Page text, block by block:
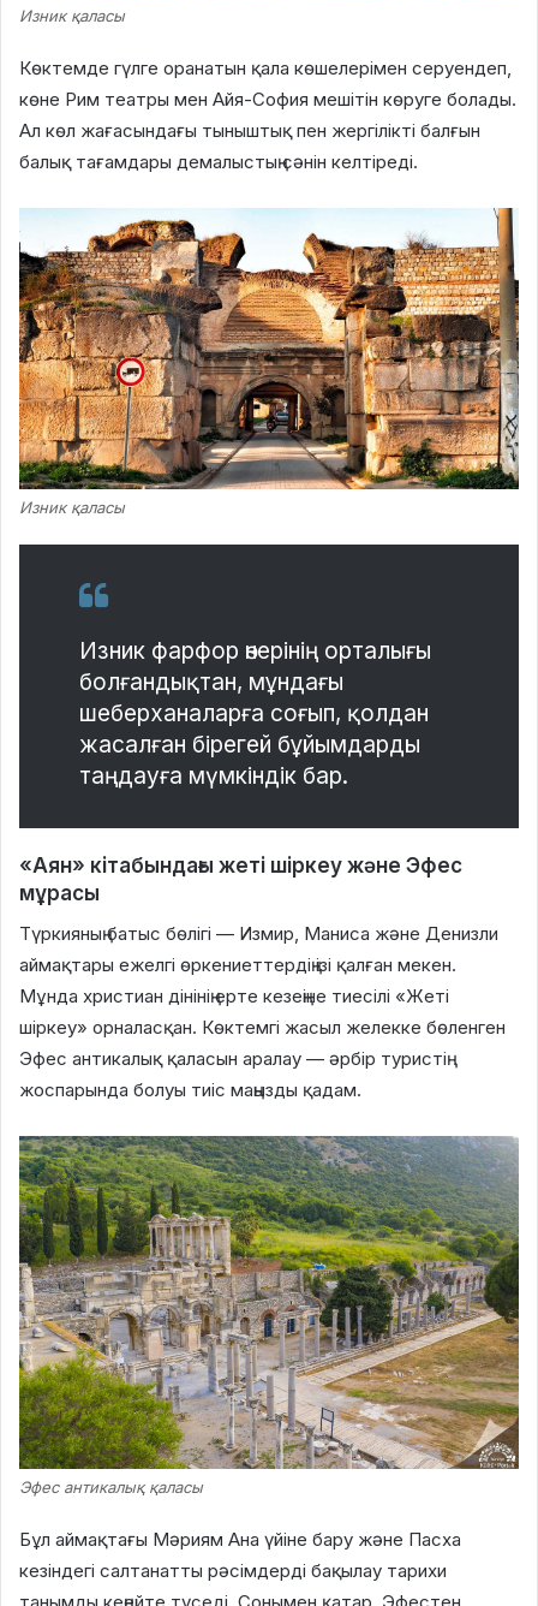
Изник қаласы
Көктемде гүлге оранатын қала көшелерімен серуендеп,
көне Рим театры мен Айя-София мешітін көруге болады.
Ал көл жағасындағы тыныштық пен жергілікті балғын
балық тағамдары демалыстың сәнін келтіреді.
Изник қаласы
Изник фарфор өнерінің орталығы
болғандықтан, мұндағы
шеберханаларға соғып, қолдан
жасалған бірегей бұйымдарды
таңдауға мүмкіндік бар.
«Аян» кітабындағы жеті шіркеу және Эфес
мұрасы
Түркияның батыс бөлігі — Измир, Маниса және Денизли
аймақтары ежелгі өркениеттердің ізі қалған мекен.
Мұнда христиан дінінің ерте кезеңіне тиесілі «Жеті
шіркеу» орналасқан. Көктемгі жасыл желекке бөленген
Эфес антикалық қаласын аралау — әрбір туристің
жоспарында болуы тиіс маңызды қадам.
Эфес антикалық қаласы
Бұл аймақтағы Мәриям Ана үйіне бару және Пасха
кезіндегі салтанатты рәсімдерді бақылау тарихи
танымды кеңейте түседі. Сонымен қатар, Эфестен